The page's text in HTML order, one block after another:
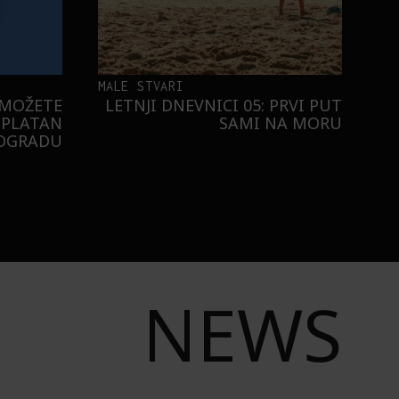
MALE STVARI
LETNJI DNEVNICI 05: PRVI PUT
SAMI NA MORU
NEWS